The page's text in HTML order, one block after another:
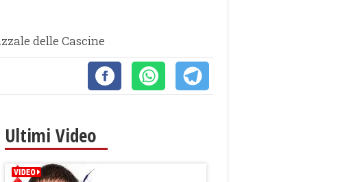
delle Cascine
Ultimi Video